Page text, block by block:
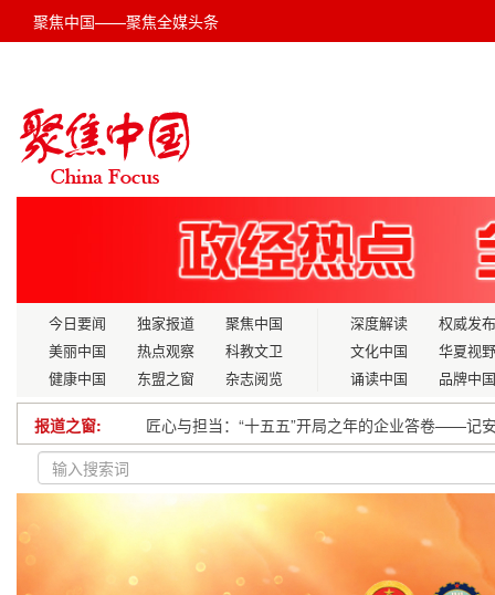
聚焦中国——聚焦全媒头条
今日要闻 独家报道
聚焦中国
美丽中国
热点观察
科教文卫
健康中国
东盟之窗 杂志阅览
深度解读
权威发布
文化中国
华夏视野
诵读中国
品牌中国
报道之窗:
匠心与担当：“十五五”开局之年的企业答卷——记
不只有国补还有省补市补 新一轮以旧换新多地多重
核磁共振下的腰肌劳损
2023年中国运动员共创造23项世界纪录
商务部等七部门联手推动打造零售新生态 值得期待